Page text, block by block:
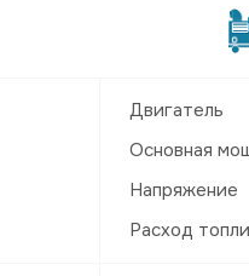
Двигатель
Основная
Напряжение
Расход